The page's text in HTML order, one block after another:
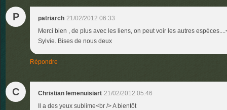
P patriarch 21/02/2012 06:33
Merci bien , de plus avec les liens, on peut voir les autres
Sylvie. Bises de nous deux
Répondre
C Christian lemenuisiart 21/02/2012 05:46
Il a des yeux sublime<br /> A bientôt